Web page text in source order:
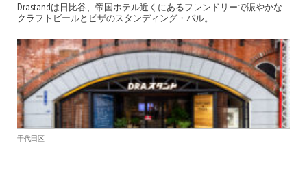
Drastandは日比谷、帝国ホテル近くにあるフレンドリーで賑やかな
クラフトビールとピザのスタンディング・バル。
千代田区